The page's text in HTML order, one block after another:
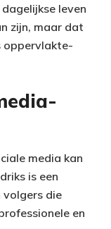
leven
zijn, maar dat
oppervlakte-
media kan
is een
volgers die
en